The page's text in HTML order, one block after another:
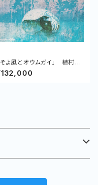
そよ風とオウムガイ」 植村友
キャンバス、アクリル